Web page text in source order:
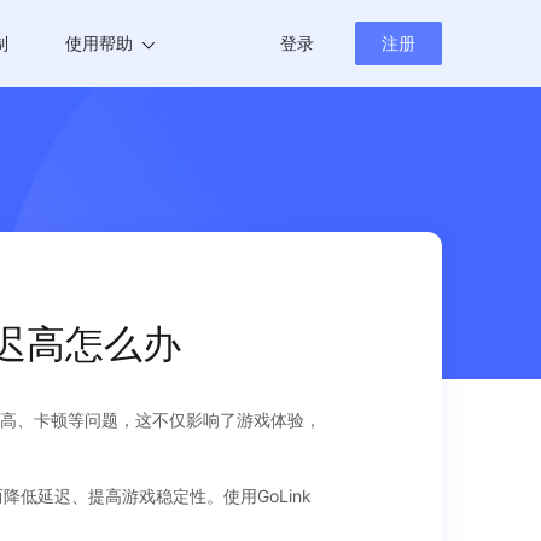
使用帮助 登录 注册
高怎么办
、卡顿等问题，这不仅影响了游戏体验，
低延迟、提高游戏稳定性。使用GoLink